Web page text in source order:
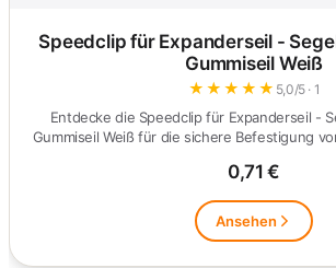
Speedclip für Expanderseil -
Gummiseil Weiß
★ ★ ★ ★ ★ 5,0/5 · 1
Entdecke die Speedclip für Expanderseil -
Gummiseil Weiß für die sichere Befestigung
0,71 €
Ansehen